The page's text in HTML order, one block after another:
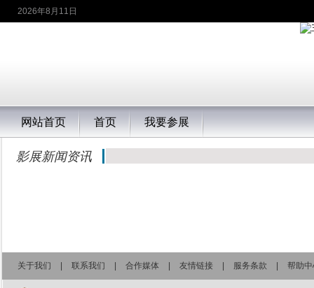
2026年8月11日
网站首页 首页 我要参展
影展新闻资讯
关于我们 联系我们 合作媒体 友情链接 服务条款 帮助